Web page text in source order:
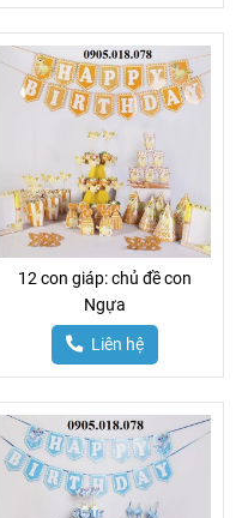
12 con giáp: chủ đề con
Ngựa
Liên hệ